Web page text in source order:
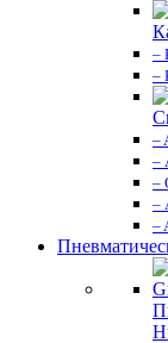
–
–
–
–
–
–
–